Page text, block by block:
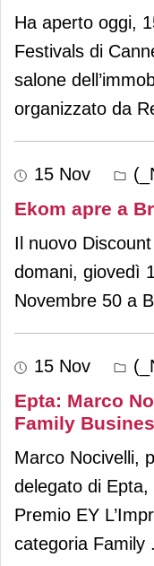
Ha aperto oggi,
Festivals di
salone
organizzato da
15 Nov
Ekom apre a
Il nuovo
domani, giovedì
Novembre 50 a
15 Nov
Epta: Marco
Family
Marco Nocivelli,
delegato di Epta,
Premio EY
categoria Family